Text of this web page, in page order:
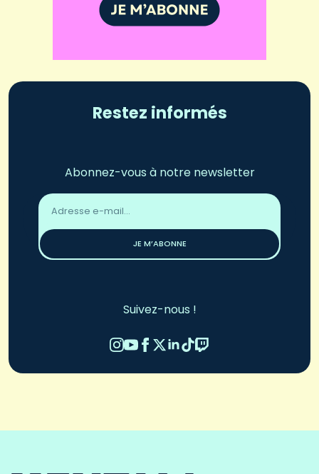
Restez informés
Abonnez-vous à notre newsletter
Adresse
email
JE M’ABONNE
Suivez-nous !